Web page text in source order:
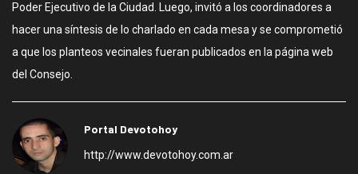
Poder Ejecutivo de la Ciudad. Luego, invitó a los coordinadores a
hacer una síntesis de lo charlado en cada mesa y se comprometió
a que los planteos vecinales fueran publicados en la página web
del Consejo.
Portal Devotohoy
http://www.devotohoy.com.ar